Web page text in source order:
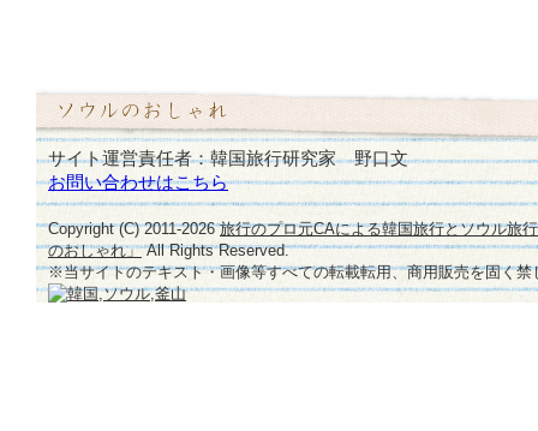
サイト運営責任者：韓国旅行研究家 野口文
お問い合わせはこちら
Copyright (C) 2011-2026旅行のプロ元CAによる韓国旅行とソウル旅
のおしゃれ」All Rights Reserved.
※当サイトのテキスト・画像等すべての転載転用、商用販売を固く禁